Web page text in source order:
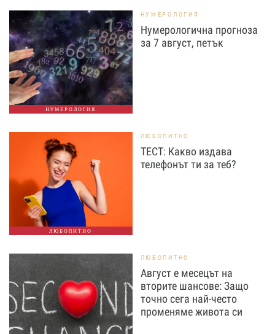
НУМЕРОЛОГИЯ
НУМЕРОЛОГИЯ
Нумерологична прогноза
за 7 август, петък
ЛЮБОПИТНО
ЛЮБОПИТНО
ТЕСТ: Какво издава
телефонът ти за теб?
ЛЮБОПИТНО
Август е месецът на
вторите шансове: Защо
точно сега най-често
променяме живота си